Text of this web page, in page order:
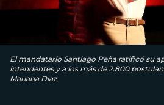
El mandatario Santiago Peña ratificó su
intendentes y a los más de 2.800
Mariana Díaz